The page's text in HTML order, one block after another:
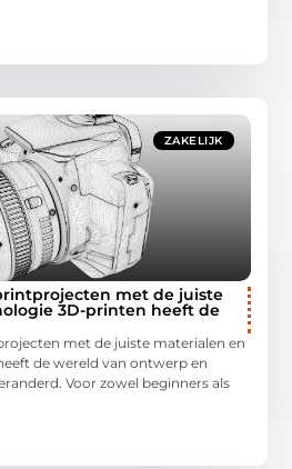
ZAKELIJK
met de juiste
3D-printen heeft de
met de juiste materialen en
de wereld van ontwerp en
Voor zowel beginners als